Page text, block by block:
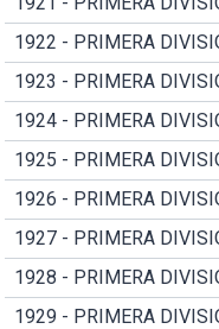
1922 - PRIMERA
1923 - PRIMERA
1924 - PRIMERA
1925 - PRIMERA
1926 - PRIMERA
1927 - PRIMERA
1928 - PRIMERA
1929 - PRIMERA